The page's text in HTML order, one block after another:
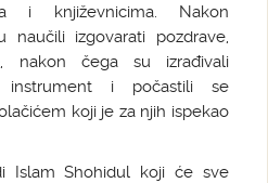
i književnicima. Nakon
naučili izgovarati pozdrave,
nakon čega su izrađivali
instrument i počastili se
koji je za njih ispekao
Islam Shohidul koji će sve